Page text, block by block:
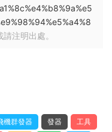
請注明出處。
機群發器 發器
工具